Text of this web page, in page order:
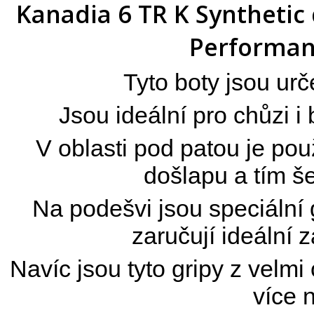
Kanadia 6 TR K
Tyto boty jsou
Jsou ideální pro chůzi i
V oblasti pod patou je
došlapu a tím
Na podešvi jsou speciální
zaručují ideální
Navíc jsou tyto gripy z
více